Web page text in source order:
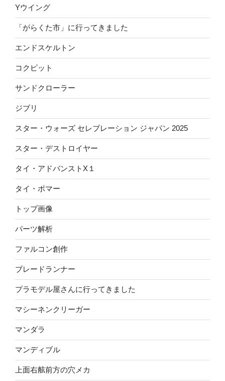
Yウイング
「がらくた市」に行ってきました
エンドスケルトン
コクピット
サンドクローラー
ジブリ
スター・ウォーズ セレブレーション ジャパン 2025
スター・デストロイヤー
タイ・アドバンストX１
タイ・ボマー
トップ画像
パーツ解析
ファルコン創作
ブレードランナー
プラモデル屋さんに行ってきました
マシーネンクリーガー
マンダラ
マンディブル
上面右舷前方の穴メカ